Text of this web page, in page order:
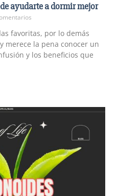
ayudarte a dormir mejor
favoritas, por lo demás
merece la pena conocer un
y los beneficios que